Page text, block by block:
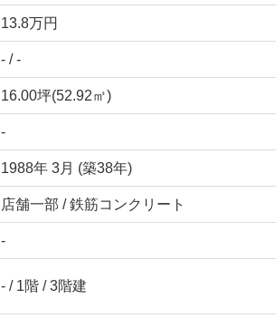
13.8万円
- / -
16.00坪(52.92㎡)
-
1988年 3月 (築38年)
店舗一部 / 鉄筋コンクリート
-
- / 1階 / 3階建